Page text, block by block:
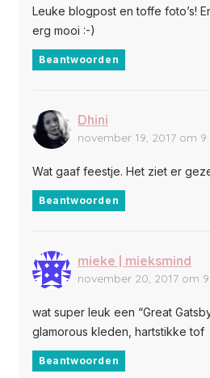
Leuke blogpost en toffe foto’s!
erg mooi :-)
Beantwoorden
Dhini
november 19, 2017 om
Wat gaaf feestje. Het ziet er
Beantwoorden
mieke | mieksmind
november 20, 2017 om
wat super leuk een “Great
glamorous kleden, hartstikke tof
Beantwoorden